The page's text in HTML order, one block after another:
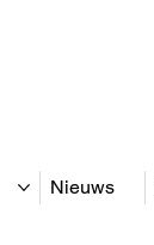
Nieuws